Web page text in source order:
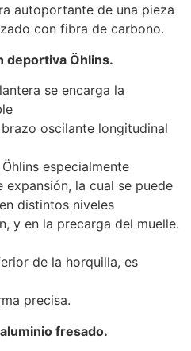
autoportante de una pieza
con fibra de carbono.
deportiva Öhlins.
se encarga la
oscilante longitudinal
especialmente
la cual se puede
distintos niveles
y en la precarga del muelle.
de la horquilla, es
precisa.
fresado.